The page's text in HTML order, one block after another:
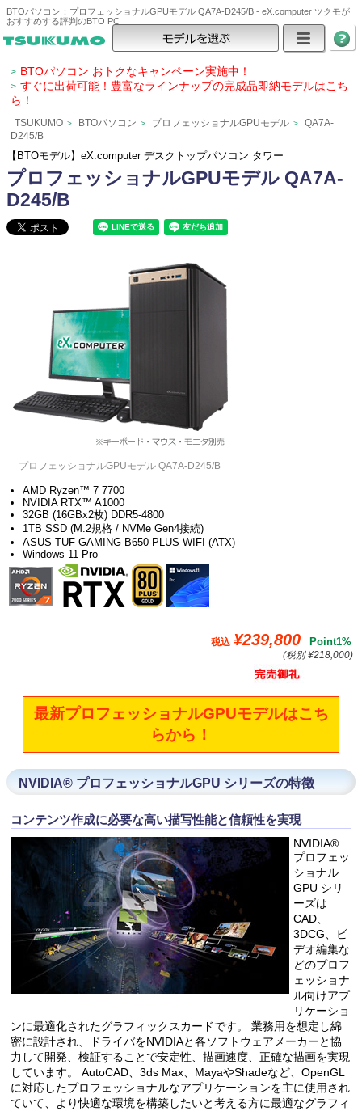
BTOパソコン：プロフェッショナルGPUモデル QA7A-D245/B - eX.computer ツクモが
おすすめする評判のBTO PC
> BTOパソコン おトクなキャンペーン実施中！
> すぐに出荷可能！豊富なラインナップの完成品即納モデルはこち
ら！
TSUKUMO > BTOパソコン > プロフェッショナルGPUモデル >
QA7A-
D245/B
【BTOモデル】eX.computer デスクトップパソコン タワー
プロフェッショナルGPUモデル QA7A-
D245/B
プロフェッショナルGPUモデル QA7A-D245/B
AMD Ryzen™ 7 7700
NVIDIA RTX™ A1000
32GB (16GBx2枚) DDR5-4800
1TB SSD (M.2規格 / NVMe Gen4接続)
ASUS TUF GAMING B650-PLUS WIFI (ATX)
Windows 11 Pro
税込 ¥239,800 Point1%
(税別 ¥218,000)
最新プロフェッショナルGPUモデルはこち
らから！
NVIDIA® プロフェッショナルGPU シリーズの特徴
コンテンツ作成に必要な高い描写性能と信頼性を実現
NVIDIA®
プロフェッ
ショナル
GPU シリ
ーズは
CAD、
3DCG、ビ
デオ編集な
どのプロフ
ェッショナ
ル向けアプ
リケーショ
ンに最適化されたグラフィックスカードです。 業務用を想定し綿
密に設計され、ドライバをNVIDIAと各ソフトウェアメーカーと協
力して開発、検証することで安定性、描画速度、正確な描画を実現
しています。 AutoCAD、3ds Max、MayaやShadeなど、OpenGL
に対応したプロフェッショナルなアプリケーションを主に使用され
ていて、より快適な環境を構築したいと考える方に最適なグラフィ